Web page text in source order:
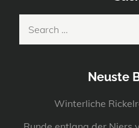
Neuste
Winterliche